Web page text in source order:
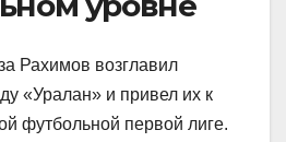
Рахимов возглавил
«Уралан» и привел их к
футбольной первой лиге.